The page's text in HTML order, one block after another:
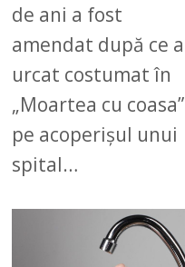
de ani a fost
amendat după ce a
urcat costumat în
„Moartea cu coasa”
pe acoperișul unui
spital…